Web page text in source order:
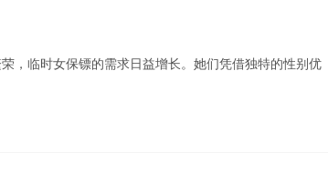
，临时女保镖的需求日益增长。她们凭借独特的性别优